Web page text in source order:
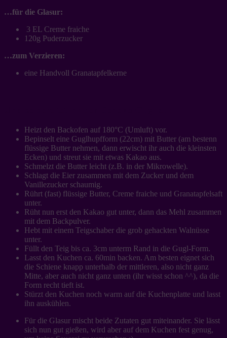
…für die Glasur:
3 EL Creme fraiche
120g Puderzucker
…zum Verzieren:
eine Handvoll Granatapfelkerne
Heizt den Backofen auf 180°C (Umluft) vor.
Bepinselt eine Guglhupfform (22cm) mit Butter (am bestenn
flüssige Butter nehmen, dann erwischt ihr auch die kleinsten
Ecken) und streut sie mit etwas Kakao aus.
Schmelzt die Butter leicht (z.B. in der Mikrowelle).
Schlagt die Eier zusammen mit dem Zucker und dem
Vanillezucker schaumig.
Rührt (fast) flüssige Butter, Creme fraiche und Granatapfelsaft
unter.
Rüht nun erst den Kakao gut unter, dann das Mehl zusammen
mit dem Backpulver.
Hebt mit einem Teigschaber die grob gehackten Walnüsse
unter.
Füllt den Teig bis ca. 3cm unterm Rand in die Gugl-Form.
Lasst den Kuchen ca. 60min backen. Am besten eignet sich
die Schiene knapp unterhalb der mittleren, also nicht ganz
Mitte, aber auch nicht ganz unten (ihr wisst schon ^^), da die
Form recht tieft ist.
Stürzt den Kuchen noch warm auf die Kuchenplatte und lasst
ihn auskühlen.
Für die Glasur mischt beide Zutaten gut miteinander. Sie lässt
sich nun gut gießen, wird aber auf dem Kuchen fest genug,